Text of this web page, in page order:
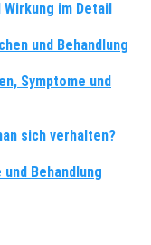
Wirkung im Detail
und Behandlung
Symptome und
sich verhalten?
Behandlung